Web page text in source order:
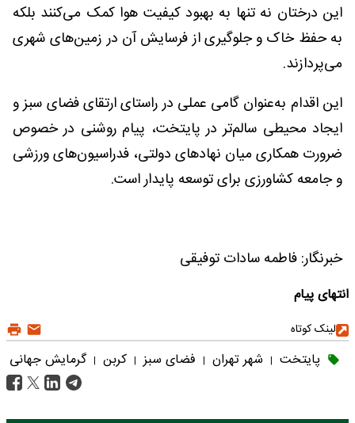
این درختان نه تنها به بهبود کیفیت هوا کمک می‌کنند بلکه
به حفظ خاک و جلوگیری از فرسایش آن در زمین‌های شهری
می‌پردازند.
این اقدام به‌عنوان گامی عملی در راستای ارتقای فضای سبز و
ایجاد محیطی سالم‌تر در پایتخت، پیام روشنی در خصوص
ضرورت همکاری میان نهادهای دولتی، فدراسیون‌های ورزشی
و جامعه کشاورزی برای توسعه پایدار است.
خبرنگار: فاطمه سادات توفیقی
انتهای پیام
لینک کوتاه
پایتخت | شهر تهران | فضای سبز | کربن | گرمایش جهانی